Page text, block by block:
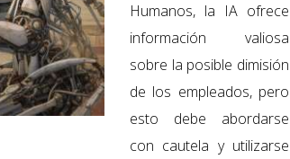
Humanos, la IA ofrece
información valiosa
sobre la posible dimisión
de los empleados, pero
esto debe abordarse
con cautela y utilizarse